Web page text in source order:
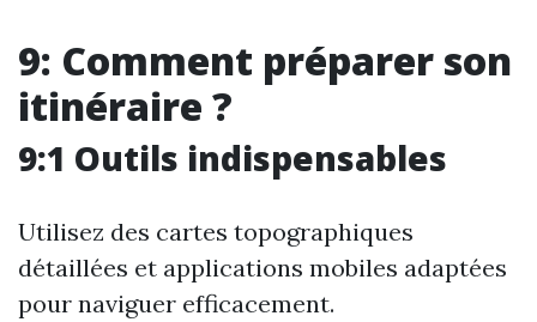
9: Comment préparer son
itinéraire ?
9:1 Outils indispensables
Utilisez des cartes topographiques
détaillées et applications mobiles adaptées
pour naviguer efficacement.